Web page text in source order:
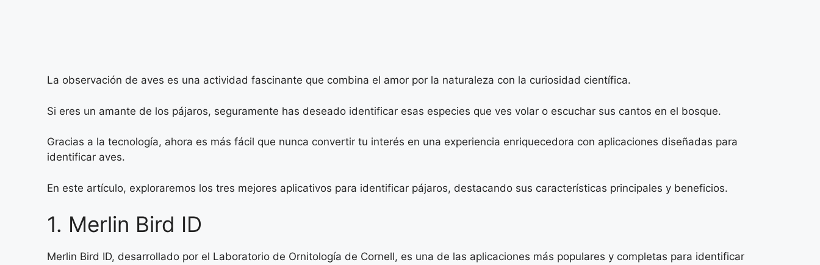
La observación de aves es una actividad fascinante que combina el amor por la naturaleza con la curiosidad científica.
Si eres un amante de los pájaros, seguramente has deseado identificar esas especies que ves volar o escuchar sus cantos en el bosque.
Gracias a la tecnología, ahora es más fácil que nunca convertir tu interés en una experiencia enriquecedora con aplicaciones diseñadas para
identificar aves.
En este artículo, exploraremos los tres mejores aplicativos para identificar pájaros, destacando sus características principales y beneficios.
1. Merlin Bird ID
Merlin Bird ID, desarrollado por el Laboratorio de Ornitología de Cornell, es una de las aplicaciones más populares y completas para identificar